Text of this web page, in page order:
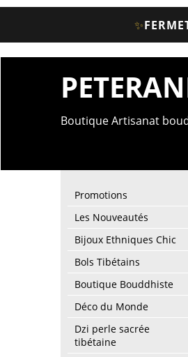
✨
Boutique Artisanat
Promotions
Les Nouveautés
Bijoux Ethniques Chic
Bols Tibétains
Boutique Bouddhiste
Déco du Monde
Dzi perle sacrée
tibétaine